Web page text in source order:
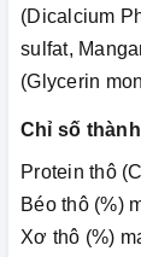
(Dicalcium
sulfat,
(Glycerin
Chỉ số
Protein thô
Béo thô (%)
Xơ